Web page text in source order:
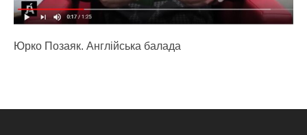
Юрко Позаяк. Англійська балада